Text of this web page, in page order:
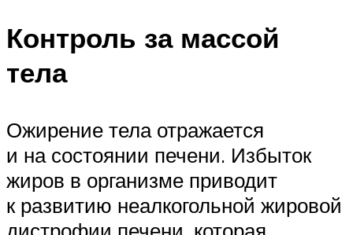
Контроль за массой
тела
Ожирение тела отражается
и на состоянии печени. Избыток
жиров в организме приводит
к развитию неалкогольной жировой